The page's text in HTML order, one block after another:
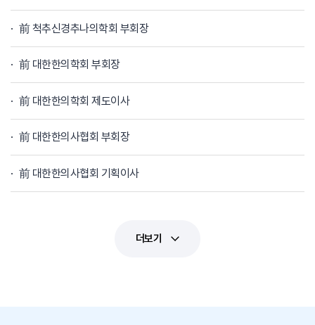
前 척추신경추나의학회 부회장
前 대한한의학회 부회장
前 대한한의학회 제도이사
前 대한한의사협회 부회장
前 대한한의사협회 기획이사
더보기